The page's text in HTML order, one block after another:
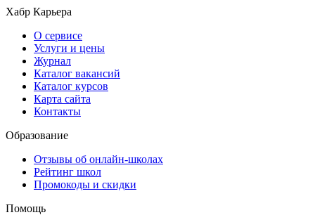
Хабр Карьера
О сервисе
Услуги и цены
Журнал
Каталог вакансий
Каталог курсов
Карта сайта
Контакты
Образование
Отзывы об онлайн-школах
Рейтинг школ
Промокоды и скидки
Помощь